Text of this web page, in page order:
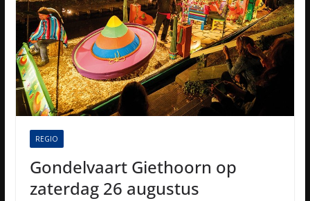
REGIO
Gondelvaart Giethoorn op
zaterdag 26 augustus